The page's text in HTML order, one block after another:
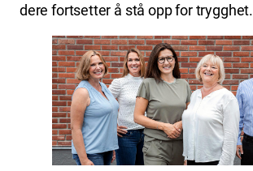
dere fortsetter å stå opp for trygghet.